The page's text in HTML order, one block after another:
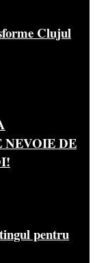
Clujul
DE
pentru